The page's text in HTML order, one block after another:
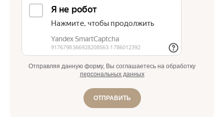
Отправляя данную форму, Вы соглашаетесь на обработку
персональных данных
ОТПРАВИТЬ